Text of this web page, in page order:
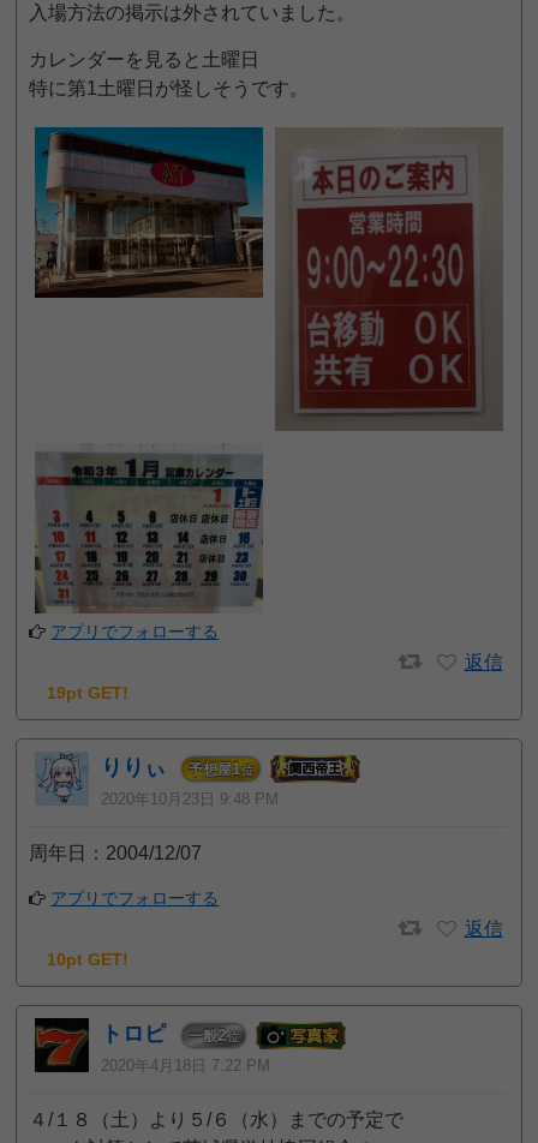
入場方法の掲示は外されていました。
カレンダーを見ると土曜日
特に第1土曜日が怪しそうです。
アプリでフォローする
返信
19pt GET!
りりぃ 予想屋1位
2020年10月23日 9:48 PM
周年日：2004/12/07
アプリでフォローする
返信
10pt GET!
トロピ 一般2位
2020年4月18日 7:22 PM
４/１８（土）より５/６（水）までの予定で